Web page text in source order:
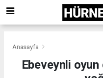
Anasayfa
Ebeveynli